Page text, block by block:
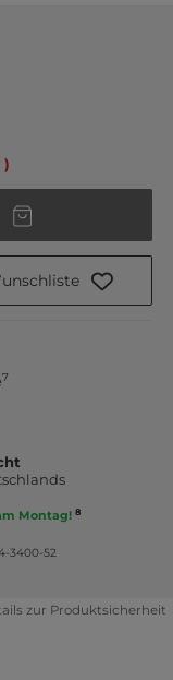
)
7
Montag! 8
3400-52
zur Produktsicherheit